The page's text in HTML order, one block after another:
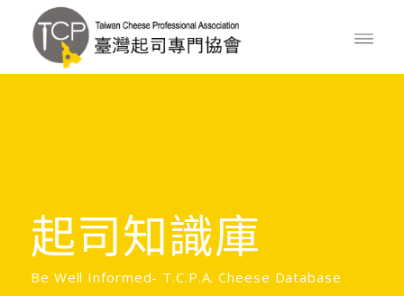
起司知識庫
Be Well Informed- T.C.P.A. Cheese Database